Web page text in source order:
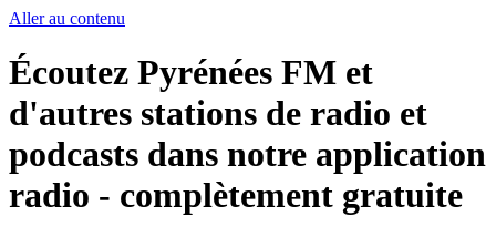
Aller au contenu
Écoutez Pyrénées FM et
d'autres stations de radio et
podcasts dans notre application
radio - complètement gratuite